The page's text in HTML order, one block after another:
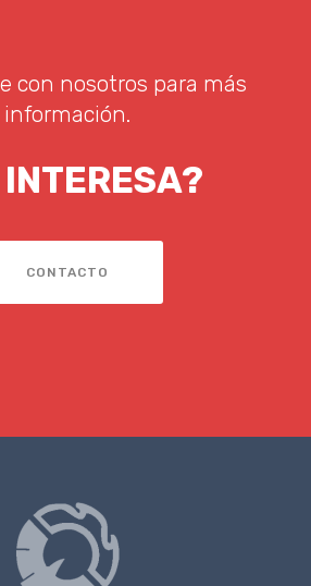
con nosotros para más
información.
CONTACTO